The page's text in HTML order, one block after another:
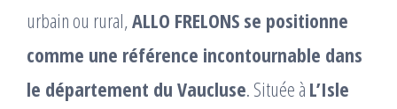
urbain ou rural,ALLO FRELONS se positionne
comme une référence incontournable dans
le département du Vaucluse. Située à L’Isle